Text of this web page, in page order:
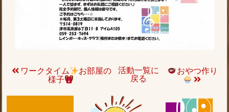
ワークタイム
お部屋の
様子
活動一覧に
戻る
おやつ作り